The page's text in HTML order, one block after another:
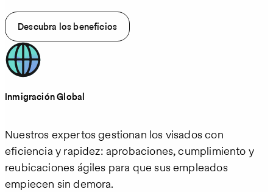
Descubra los beneficios
Inmigración Global
Nuestros expertos gestionan los visados con
eficiencia y rapidez: aprobaciones, cumplimiento y
reubicaciones ágiles para que sus empleados
empiecen sin demora.